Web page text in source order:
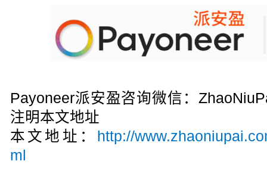
Payoneer派安盈咨询微信：
注明本文地址
本文地址：
http://
ml